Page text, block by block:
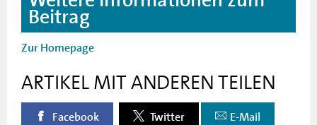
Beitrag
Zur Homepage
ARTIKEL MIT ANDEREN TEILEN
Facebook Twitter E-Mail